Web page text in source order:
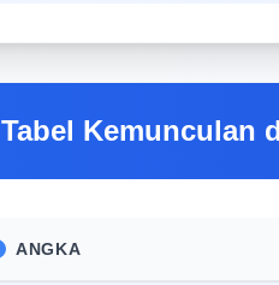
Tabel Kemunculan
ANGKA